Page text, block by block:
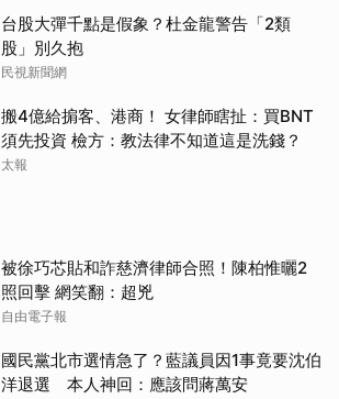
台股大彈千點是假象？杜金龍警告「2類
股」別久抱
民視新聞網
搬4億給掮客、港商！ 女律師瞎扯：買BNT
須先投資 檢方：教法律不知道這是洗錢？
太報
被徐巧芯貼和詐慈濟律師合照！陳柏惟曬2
照回擊 網笑翻：超兇
自由電子報
國民黨北市選情急了？藍議員因1事竟要沈伯
洋退選 本人神回：應該問蔣萬安